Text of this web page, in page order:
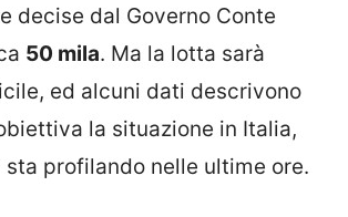
decise dal Governo Conte
50 mila. Ma la lotta sarà
ed alcuni dati descrivono
la situazione in Italia,
sta profilando nelle ultime ore.